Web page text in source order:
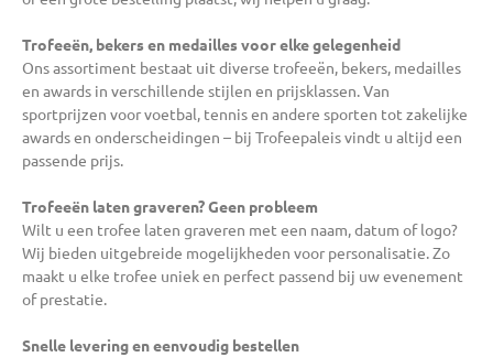
Trofeeën, bekers en medailles voor elke gelegenheid
Ons assortiment bestaat uit diverse trofeeën, bekers, medailles
en awards in verschillende stijlen en prijsklassen. Van
sportprijzen voor voetbal, tennis en andere sporten tot zakelijke
awards en onderscheidingen – bij Trofeepaleis vindt u altijd een
passende prijs.
Trofeeën laten graveren? Geen probleem
Wilt u een trofee laten graveren met een naam, datum of logo?
Wij bieden uitgebreide mogelijkheden voor personalisatie. Zo
maakt u elke trofee uniek en perfect passend bij uw evenement
of prestatie.
Snelle levering en eenvoudig bestellen